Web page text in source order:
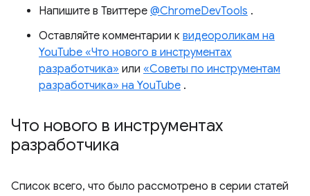
Напишите в Твиттере @ChromeDevTools .
Оставляйте комментарии к видеороликам на
YouTube «Что нового в инструментах
разработчика» или «Советы по инструментам
разработчика» на YouTube .
Что нового в инструментах
разработчика
Список всего, что было рассмотрено в серии статей